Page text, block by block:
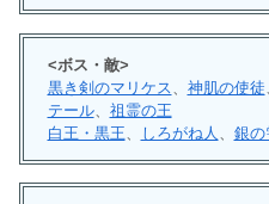
<ボス・敵>
黒き剣のマリケス
神肌の使徒
テール、 祖霊の王
白王・黒王
しろがね人 銀の